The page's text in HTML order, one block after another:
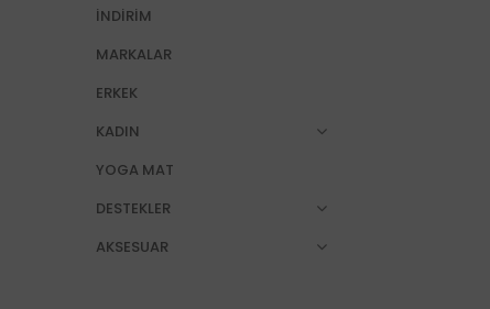
İNDİRİM
MARKALAR
ERKEK
KADIN
YOGA MAT
DESTEKLER
AKSESUAR